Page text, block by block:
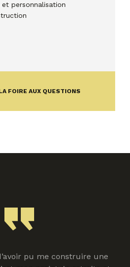
personnalisation
FOIRE AUX QUESTIONS
pu me construire une